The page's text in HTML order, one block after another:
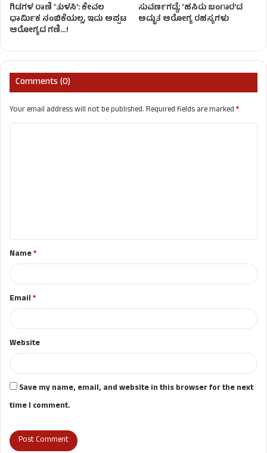
ಗಿಡಗಳ ರಾಣಿ ‘ತುಳಸಿ’: ಕೇವಲ
ಧಾರ್ಮಿಕ ನಂಬಿಕೆಯಲ್ಲ, ಇದು ಅಪ್ಪಟ
ಆರೋಗ್ಯದ ಗಣಿ…!
ಸುವರ್ಣಗಡ್ಡೆ; ‘ಹಸಿರು ಬಂಗಾರ’ದ
ಅದ್ಭುತ ಆರೋಗ್ಯ ರಹಸ್ಯಗಳು
Comments (0)
Your email address will not be published.Required fields are marked*
t
*Name*
Email*
Website
Save my name, email, and website in this browser for the next
time I comment.